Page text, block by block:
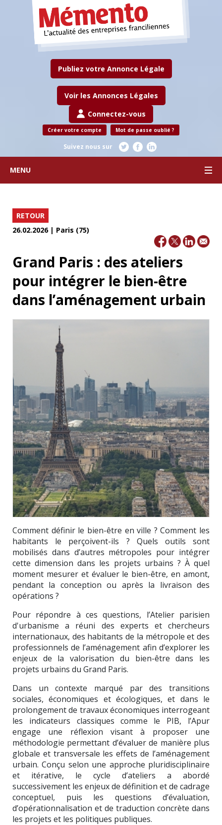
Publiez votre Annonce Légale
Voir les Annonces Légales
Connectez-vous
Créer votre compte Mot de passe oublié ?
Suivez nous sur
MENU
RETOUR
26.02.2026 | Paris (75)
Grand Paris : des ateliers
pour intégrer le bien-être
dans l’aménagement urbain
Comment définir le bien-être en ville ? Comment les
habitants le perçoivent-ils ? Quels outils sont
mobilisés dans d’autres métropoles pour intégrer
cette dimension dans les projets urbains ? À quel
moment mesurer et évaluer le bien-être, en amont,
pendant la conception ou après la livraison des
opérations ?
Pour répondre à ces questions, l’Atelier parisien
d'urbanisme a réuni des experts et chercheurs
internationaux, des habitants de la métropole et des
professionnels de l’aménagement afin d’explorer les
enjeux de la valorisation du bien-être dans les
projets urbains du Grand Paris.
Dans un contexte marqué par des transitions
sociales, économiques et écologiques, et dans le
prolongement de travaux économiques interrogeant
les indicateurs classiques comme le PIB, l’Apur
engage une réflexion visant à proposer une
méthodologie permettant d’évaluer de manière plus
globale et transversale les effets de l’aménagement
urbain. Conçu selon une approche pluridisciplinaire
et itérative, le cycle d’ateliers a abordé
successivement les enjeux de définition et de cadrage
conceptuel, puis les questions d’évaluation,
d’opérationnalisation et de traduction concrète dans
les projets et les politiques publiques.